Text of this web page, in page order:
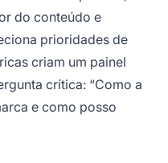
do conteúdo e
prioridades de
criam um painel
crítica: “Como a
e como posso